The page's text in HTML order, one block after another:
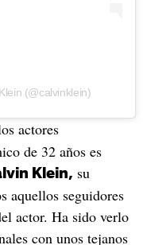
(@calvinklein)
actores
de 32 años es
Klein, su
aquellos seguidores
actor. Ha sido verlo
con unos tejanos